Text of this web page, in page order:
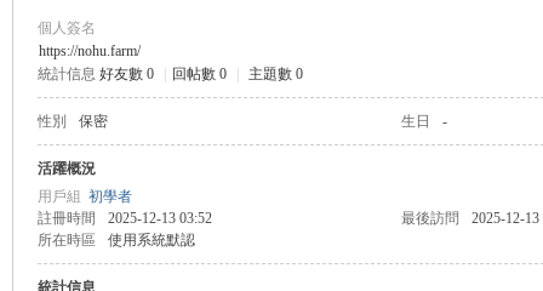
個人簽名
https://nohu.farm/
統計信息 好友數 0 回帖數 0 主題數 0
性別 保密 生日 -
活躍概況
用戶組 初學者
註冊時間
2025-12-13 03:52 最後訪問
2025-12-13
所在時區
使用系統默認
統計信息